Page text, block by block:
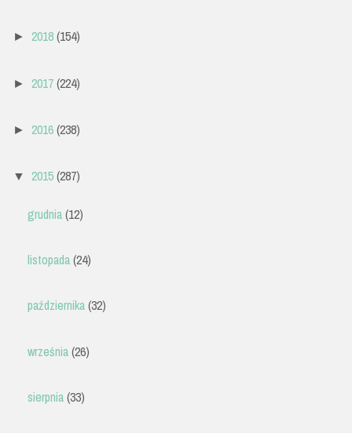
► 2018(154)
► 2017(224)
► 2016(238)
▼ 2015(287)
grudnia(12)
listopada(24)
października(32)
września(26)
sierpnia(33)